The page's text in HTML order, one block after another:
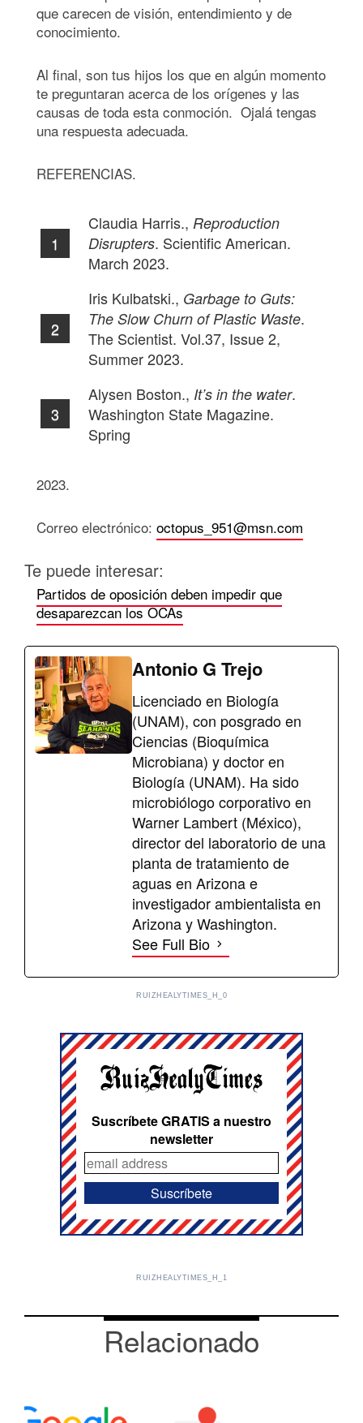
que carecen de visión, entendimiento y de
conocimiento.
Al final, son tus hijos los que en algún momento
te preguntaran acerca de los orígenes y las
causas de toda esta conmoción. Ojalá tengas
una respuesta adecuada.
REFERENCIAS.
Claudia Harris., Reproduction
Disrupters. Scientific American.
March 2023.
Iris Kulbatski., Garbage to Guts:
The Slow Churn of Plastic Waste.
The Scientist. Vol.37, Issue 2,
Summer 2023.
Alysen Boston., It’s in the water.
Washington State Magazine.
Spring
2023.
Correo electrónico: octopus_951@msn.com
Te puede interesar:
Partidos de oposición deben impedir que
desaparezcan los OCAs
Antonio G Trejo
Licenciado en Biología
(UNAM), con posgrado en
Ciencias (Bioquímica
Microbiana) y doctor en
Biología (UNAM). Ha sido
microbiólogo corporativo en
Warner Lambert (México),
director del laboratorio de una
planta de tratamiento de
aguas en Arizona e
investigador ambientalista en
Arizona y Washington.
See Full Bio
RUIZHEALYTIMES_H_0
Suscríbete GRATIS a nuestro
newsletter
RUIZHEALYTIMES_H_1
Relacionado